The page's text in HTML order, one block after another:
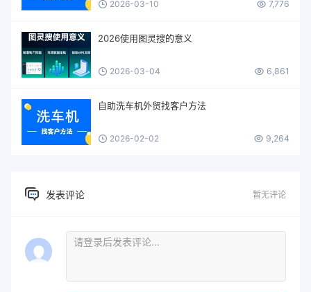
2026-03-10 7,776
2026使用图灵搜的意义
2026-03-04 6,861
自助洗车机外贸找客户方法
2026-02-02 9,264
发表评论 暂无评论